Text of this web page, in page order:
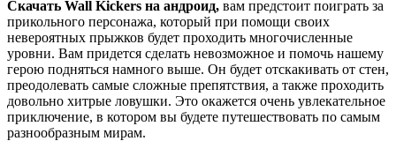
Скачать Wall Kickers на андроид, вам предстоит поиграть за
прикольного персонажа, который при помощи своих
невероятных прыжков будет проходить многочисленные
уровни. Вам придется сделать невозможное и помочь нашему
герою подняться намного выше. Он будет отскакивать от стен,
преодолевать самые сложные препятствия, а также проходить
довольно хитрые ловушки. Это окажется очень увлекательное
приключение, в котором вы будете путешествовать по самым
разнообразным мирам.